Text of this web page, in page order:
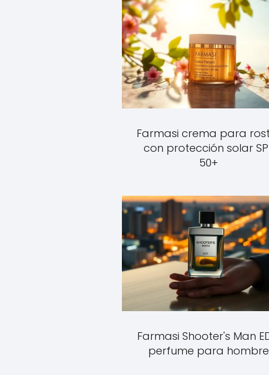
Farmasi crema para
con protección solar
50+
Farmasi Shooter's Man
perfume para hombre